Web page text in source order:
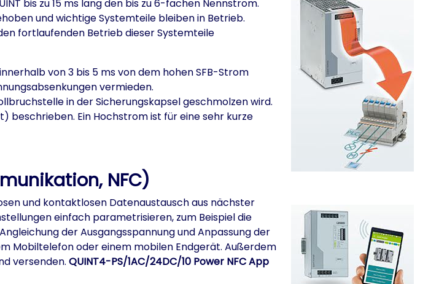
bis zu 15 ms lang den bis zu 6-fachen Nennstrom.
und wichtige Systemteile bleiben in Betrieb.
fortlaufenden Betrieb dieser Systemteile
von 3 bis 5 ms von dem hohen SFB-Strom
vermieden.
in der Sicherungskapsel geschmolzen wird.
beschrieben. Ein Hochstrom ist für eine sehr kurze
NFC)
und kontaktlosen Datenaustausch aus nächster
einfach parametrisieren, zum Beispiel die
der Ausgangsspannung und Anpassung der
Mobiltelefon oder einem mobilen Endgerät. Außerdem
versenden. QUINT4-PS/1AC/24DC/10 Power NFC App